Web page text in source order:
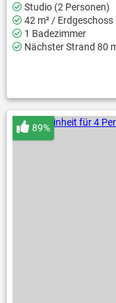
Studio (2 Personen)
42 m² / Erdgeschoss
1 Badezimmer
Nächster Strand 80
89%